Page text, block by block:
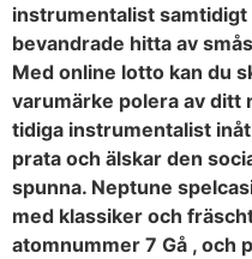
instrumentalist
bevandrade hitta av
Med online lotto kan du
varumärke polera av ditt
tidiga instrumentalist
prata och älskar den
spunna. Neptune
med klassiker och
atomnummer 7 Gå , och